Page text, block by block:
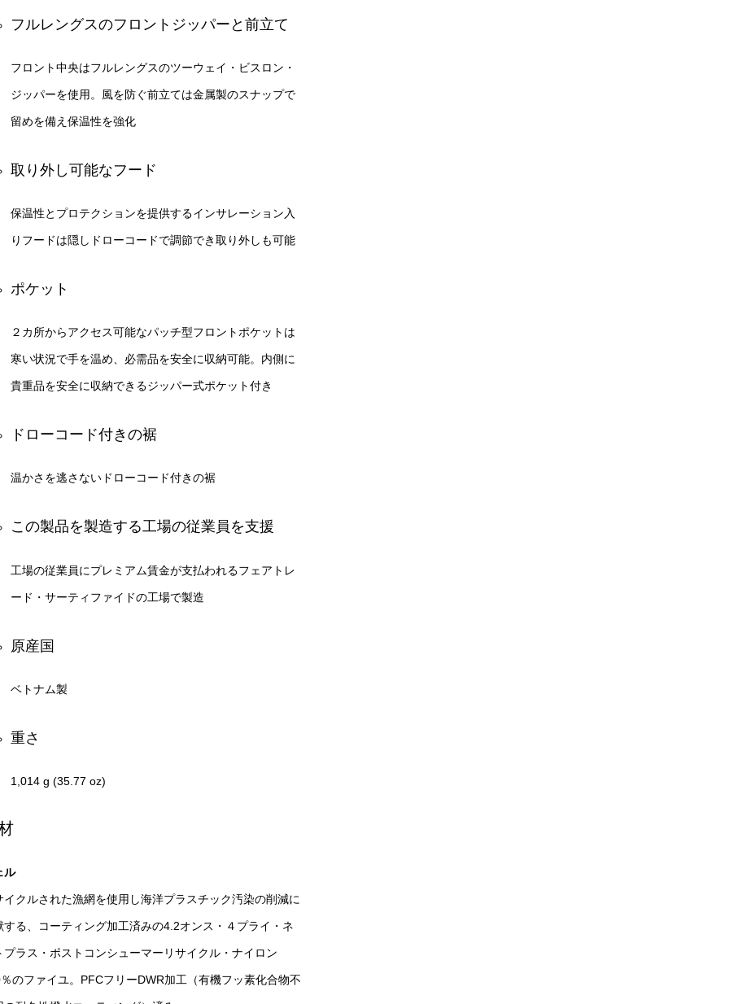
フルレングスのフロントジッパーと前立て
フロント中央はフルレングスのツーウェイ・ビスロン・
ジッパーを使用。風を防ぐ前立ては金属製のスナップで
留めを備え保温性を強化
取り外し可能なフード
保温性とプロテクションを提供するインサレーション入
りフードは隠しドローコードで調節でき取り外しも可能
ポケット
２カ所からアクセス可能なパッチ型フロントポケットは
寒い状況で手を温め、必需品を安全に収納可能。内側に
貴重品を安全に収納できるジッパー式ポケット付き
ドローコード付きの裾
温かさを逃さないドローコード付きの裾
この製品を製造する工場の従業員を支援
工場の従業員にプレミアム賃金が支払われるフェアトレ
ード・サーティファイドの工場で製造
原産国
ベトナム製
重さ
1,014 g (35.77 oz)
ル
イクルされた漁網を使用し海洋プラスチック汚染の削減に
する、コーティング加工済みの4.2オンス・４プライ・ネ
プラス・ポストコンシューマーリサイクル・ナイロン
のファイユ。PFCフリーDWR加工（有機フッ素化合物不